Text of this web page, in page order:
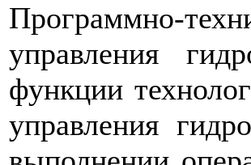
Программно-
управления
функции
управления